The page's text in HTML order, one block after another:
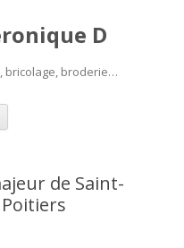
D
bricolage, broderie…
Aller
contenu
de Saint-